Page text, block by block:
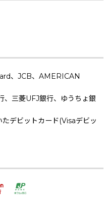
、JCB、AMERICAN
、三菱UFJ銀行、ゆうちょ銀
たデビットカード(Visaデビッ